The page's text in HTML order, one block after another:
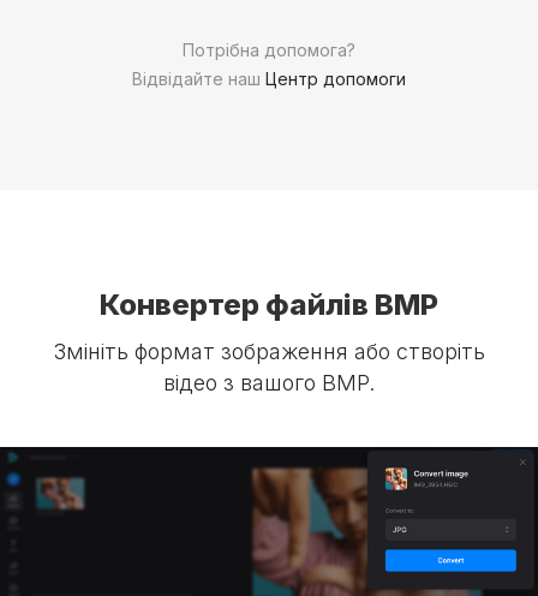
Потрібна допомога?
Відвідайте наш Центр допомоги
Конвертер файлів BMP
Змініть формат зображення або створіть
відео з вашого BMP.